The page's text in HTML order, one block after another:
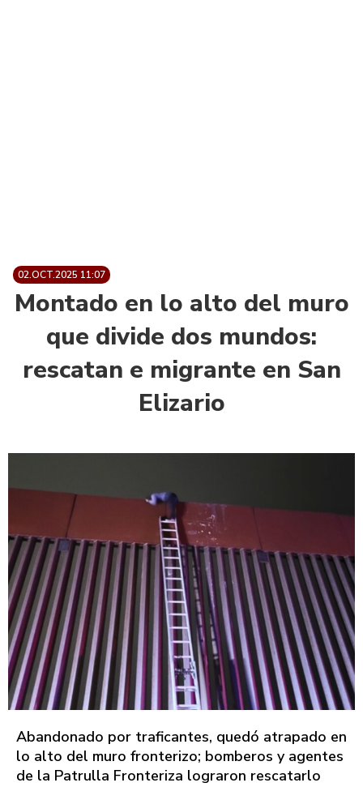
02.OCT.2025 11:07
Montado en lo alto del muro
que divide dos mundos:
rescatan e migrante en San
Elizario
Abandonado por traficantes, quedó atrapado en
lo alto del muro fronterizo; bomberos y agentes
de la Patrulla Fronteriza lograron rescatarlo